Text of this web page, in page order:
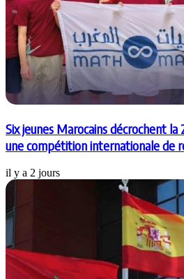
Six jeunes Marocains décrochent la
une compétition internationale de
il y a 2 jours